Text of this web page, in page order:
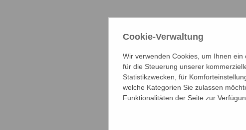
Cookie-Verwaltung
Wir verwenden Cookies, um Ihnen
für die Steuerung unserer
Statistikzwecken, für
welche Kategorien Sie zulassen
Funktionalitäten der Seite zur